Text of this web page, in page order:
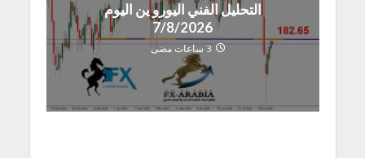
التحليل الفني اليورو ين اليوم
7/8/2026
3 ساعات مضى